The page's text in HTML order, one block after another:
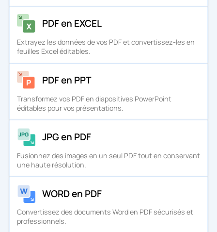
PDF en EXCEL
Extrayez les données de vos PDF et convertissez-les en
feuilles Excel éditables.
PDF en PPT
Transformez vos PDF en diapositives PowerPoint
éditables pour vos présentations.
JPG en PDF
Fusionnez des images en un seul PDF tout en conservant
une haute résolution.
WORD en PDF
Convertissez des documents Word en PDF sécurisés et
professionnels.